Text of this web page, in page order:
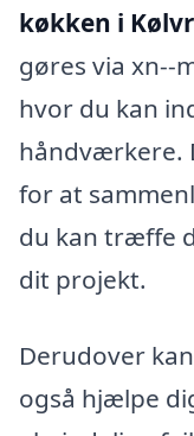
køkken i
gøres via xn--
hvor du kan
håndværkere.
for at
du kan træffe
dit projekt.
Derudover
også hjælpe